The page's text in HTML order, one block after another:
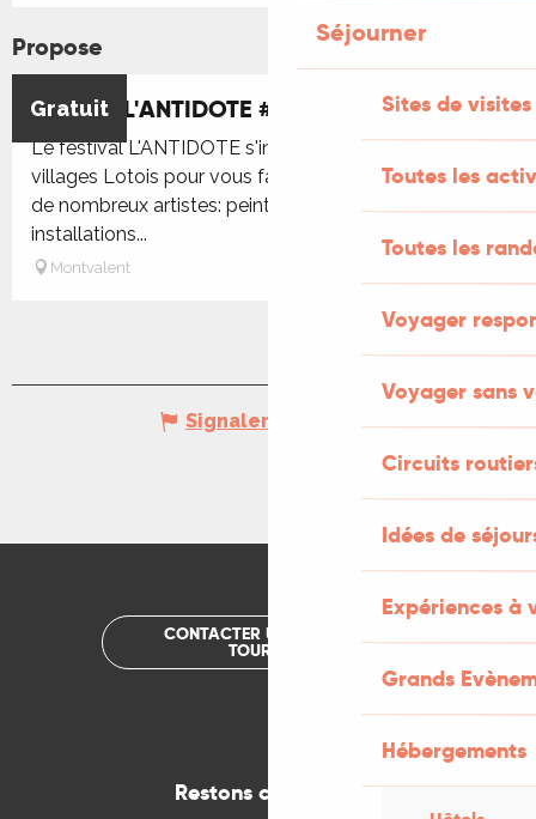
Séjourner
Sites de visites
Toutes les
Toutes les
Voyager
Voyager sans
Circuits
Idées de
Expériences à
Grands
Hébergements
Propose
Gratuit
Festival L'ANTIDOTE #3 - expositions
Le festival L'ANTIDOTE s'invite dans plusieurs
villages Lotois pour vous faire découvrir les œuvres
de nombreux artistes: peintures, sculptures et autres
installations...
Montvalent
Signaler une erreur
CONTACTER UN OFFICE DE
TOURISME
Restons connectés